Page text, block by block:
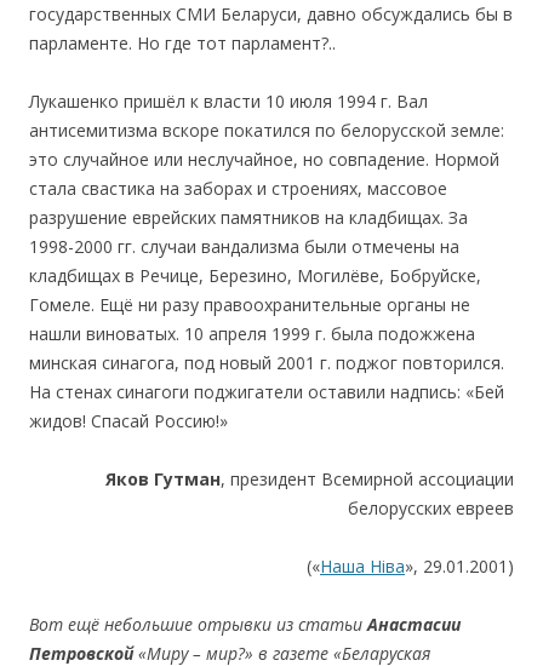
государственных СМИ Беларуси, давно обсуждались бы в
парламенте. Но где тот парламент?..
Лукашенко пришёл к власти 10 июля 1994 г. Вал
антисемитизма вскоре покатился по белорусской земле:
это случайное или неслучайное, но совпадение. Нормой
стала свастика на заборах и строениях, массовое
разрушение еврейских памятников на кладбищах. За
1998-2000 гг. случаи вандализма были отмечены на
кладбищах в Речице, Березино, Могилёве, Бобруйске,
Гомеле. Ещё ни разу правоохранительные органы не
нашли виноватых. 10 апреля 1999 г. была подожжена
минская синагога, под новый 2001 г. поджог повторился.
На стенах синагоги поджигатели оставили надпись: «Бей
жидов! Спасай Россию!»
Яков Гутман, президент Всемирной ассоциации
белорусских евреев
(«Наша Ніва», 29.01.2001)
Вот ещё небольшие отрывки из статьи Анастасии
Петровской«Миру – мир?» в газете «Беларуская